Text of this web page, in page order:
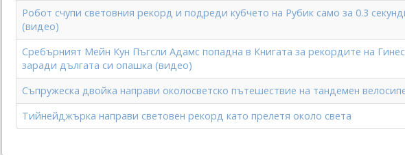
Робот счупи световния рекорд и подреди кубчето на Рубик само за 0.3
(видео)
Сребърният Мейн Кун Пъгсли Адамс попадна в Книгата за рекордите на Гинес
заради дългата си опашка (видео)
Съпружеска двойка направи околосветско пътешествие на тандемен
Тийнейджърка направи световен рекорд като прелетя около света